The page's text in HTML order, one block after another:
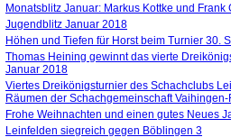
Monatsblitz Januar: Markus Kottke und
Jugendblitz Januar 2018
Höhen und Tiefen für Horst beim Turnier 30.
Thomas Heining gewinnt das vierte
Januar 2018
Viertes Dreikönigsturnier des Schachclubs
Räumen der Schachgemeinschaft
Frohe Weihnachten und einen gutes Neues
Leinfelden siegreich gegen Böblingen 3